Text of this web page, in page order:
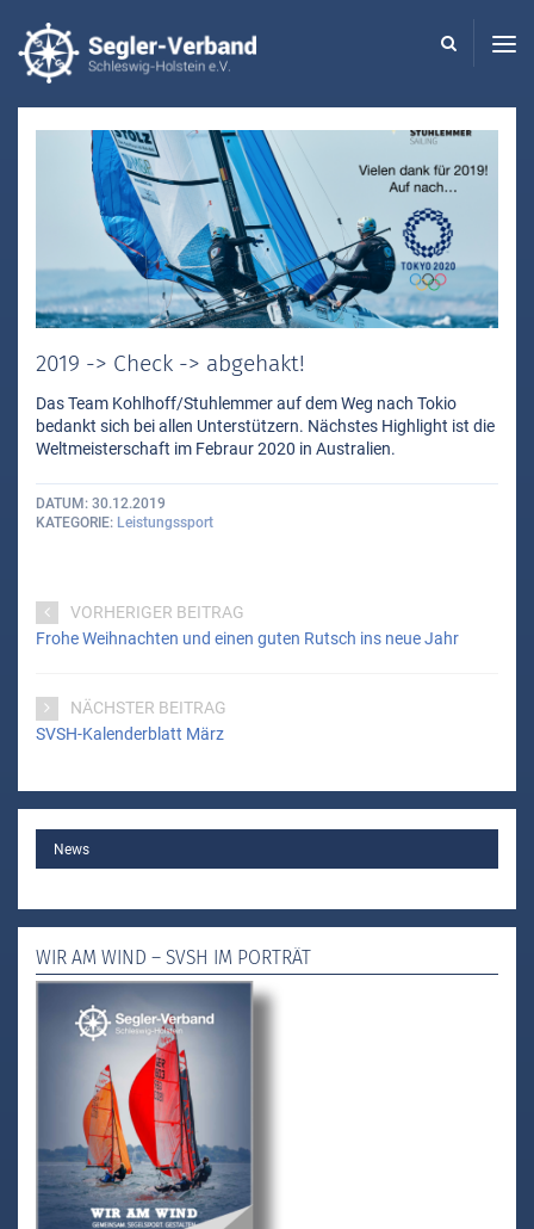
2019 -> Check -> abgehakt!
Das Team Kohlhoff/Stuhlemmer auf dem Weg nach Tokio
bedankt sich bei allen Unterstützern. Nächstes Highlight ist die
Weltmeisterschaft im Febraur 2020 in Australien.
DATUM 30.12.2019
KATEGORIE Leistungssport
VORHERIGER BEITRAG
Frohe Weihnachten und einen guten Rutsch ins neue Jahr
NÄCHSTER BEITRAG
SVSH-Kalenderblatt März
MAINNews
WIR AM WIND – SVSH IM PORTRÄT